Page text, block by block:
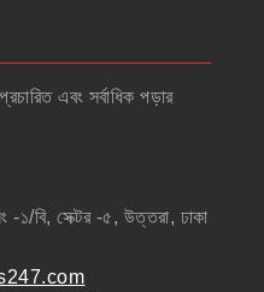
এবং সর্বাধিক পড়ার
-১/বি, সেক্টর -৫, উত্তরা, ঢাকা